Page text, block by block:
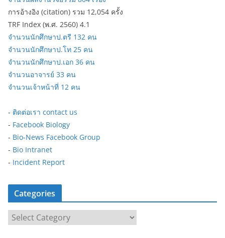
การอ้างอิง (citation) รวม 12,054 ครั้ง
TRF Index (พ.ศ. 2560) 4.1
จำนวนนักศึกษาป.ตรี 132 คน
จำนวนนักศึกษาป.โท 25 คน
จำนวนนักศึกษาป.เอก 36 คน
จำนวนอาจารย์ 33 คน
จำนวนเจ้าหน้าที่ 12 คน
- ติดต่อเรา contact us
- Facebook Biology
- Bio-News Facebook Group
- Bio Intranet
- Incident Report
Categories
a